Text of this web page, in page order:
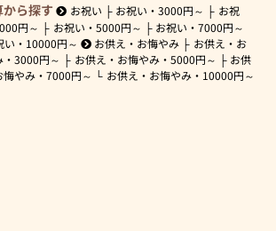
ら探す お祝い お祝い・3000円～
お祝
円～ お祝い・ 5000円～ お祝い・7000円～
い・ 10000円～ お供え・お悔やみ
お供え・お
3000円～ お供え・お悔やみ・ 5000円～
お供
悔やみ・ 7000円～ お供え・お悔やみ・ 10000円～